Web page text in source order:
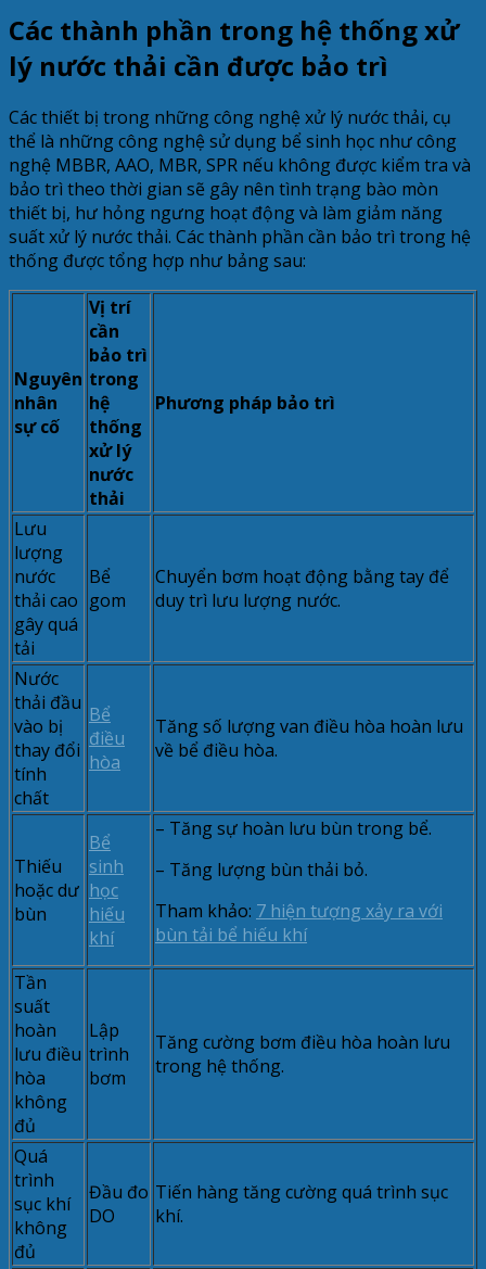
Các thành phần trong hệ thống xử
lý nước thải cần được bảo trì
Các thiết bị trong những công nghệ xử lý nước thải, cụ
thể là những công nghệ sử dụng bể sinh học như công
nghệ MBBR, AAO, MBR, SPR nếu không được kiểm tra và
bảo trì theo thời gian sẽ gây nên tình trạng bào mòn
thiết bị, hư hỏng ngưng hoạt động và làm giảm năng
suất xử lý nước thải. Các thành phần cần bảo trì trong hệ
thống được tổng hợp như bảng sau:
Nguyên
nhân
sự cố
Vị trí
cần
bảo trì
trong
hệ
thống
xử lý
nước
thải
Phương pháp bảo trì
Lưu
lượng
nước
thải cao
gây quá
tải
Bể
gom
Chuyển bơm hoạt động bằng tay để
duy trì lưu lượng nước.
Nước
thải đầu
vào bị
thay đổi
tính
chất
Bể
điều
hòa
Tăng số lượng van điều hòa hoàn lưu
về bể điều hòa.
Thiếu
hoặc dư
bùn
Bể
sinh
học
hiếu
khí
– Tăng sự hoàn lưu bùn trong bể.
– Tăng lượng bùn thải bỏ.
Tham khảo: 7 hiện tượng xảy ra với
bùn tải bể hiếu khí
Tần
suất
hoàn
lưu điều
hòa
không
đủ
Lập
trình
bơm
Tăng cường bơm điều hòa hoàn lưu
trong hệ thống.
Quá
trình
sục khí
không
đủ
Đầu đo
DO
Tiến hàng tăng cường quá trình sục
khí.